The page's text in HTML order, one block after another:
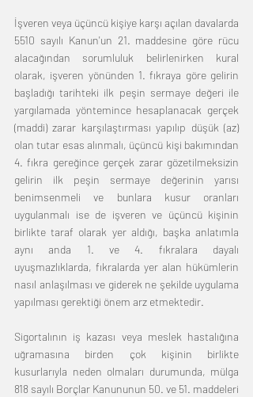
İşveren veya üçüncü kişiye karşı açılan davalarda
5510 sayılı Kanun'un 21. maddesine göre rücu
alacağından sorumluluk belirlenirken kural
olarak, işveren yönünden 1. fıkraya göre gelirin
başladığı tarihteki ilk peşin sermaye değeri ile
yargılamada yöntemince hesaplanacak gerçek
(maddi) zarar karşılaştırması yapılıp düşük (az)
olan tutar esas alınmalı, üçüncü kişi bakımından
4. fıkra gereğince gerçek zarar gözetilmeksizin
gelirin ilk peşin sermaye değerinin yarısı
benimsenmeli ve bunlara kusur oranları
uygulanmalı ise de işveren ve üçüncü kişinin
birlikte taraf olarak yer aldığı, başka anlatımla
aynı anda 1. ve 4. fıkralara dayalı
uyuşmazlıklarda, fıkralarda yer alan hükümlerin
nasıl anlaşılması ve giderek ne şekilde uygulama
yapılması gerektiği önem arz etmektedir.
Sigortalının iş kazası veya meslek hastalığına
uğramasına birden çok kişinin birlikte
kusurlarıyla neden olmaları durumunda, mülga
818 sayılı Borçlar Kanununun 50. ve 51. maddeleri